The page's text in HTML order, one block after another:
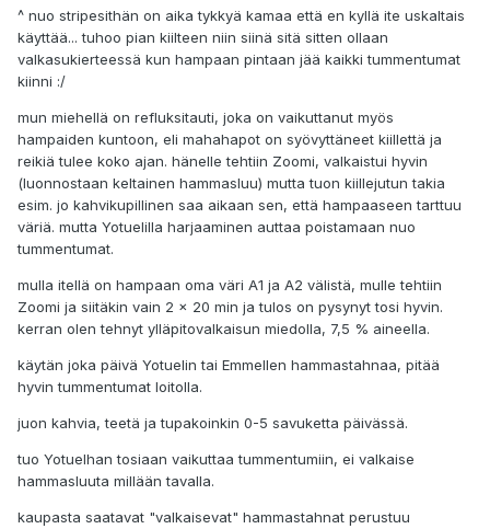
^ nuo stripesithän on aika tykkyä kamaa että en kyllä ite uskaltais
käyttää... tuhoo pian kiilteen niin siinä sitä sitten ollaan
valkasukierteessä kun hampaan pintaan jää kaikki tummentumat
kiinni :/
mun miehellä on refluksitauti, joka on vaikuttanut myös
hampaiden kuntoon, eli mahahapot on syövyttäneet kiillettä ja
reikiä tulee koko ajan. hänelle tehtiin Zoomi, valkaistui hyvin
(luonnostaan keltainen hammasluu) mutta tuon kiillejutun takia
esim. jo kahvikupillinen saa aikaan sen, että hampaaseen tarttuu
väriä. mutta Yotuelilla harjaaminen auttaa poistamaan nuo
tummentumat.
mulla itellä on hampaan oma väri A1 ja A2 välistä, mulle tehtiin
Zoomi ja siitäkin vain 2 x 20 min ja tulos on pysynyt tosi hyvin.
kerran olen tehnyt ylläpitovalkaisun miedolla, 7,5 % aineella.
käytän joka päivä Yotuelin tai Emmellen hammastahnaa, pitää
hyvin tummentumat loitolla.
juon kahvia, teetä ja tupakoinkin 0-5 savuketta päivässä.
tuo Yotuelhan tosiaan vaikuttaa tummentumiin, ei valkaise
hammasluuta millään tavalla.
kaupasta saatavat "valkaisevat" hammastahnat perustuu